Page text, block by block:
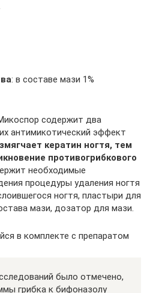
: в составе мази 1%
содержит два
антимикотический эффект
кератин ногтя, тем
противогрибкового
необходимые
процедуры удаления ногтя
ногтя, пластыри для
мази, дозатор для мази.
в комплекте с препаратом
было отмечено,
грибка к бифоназолу